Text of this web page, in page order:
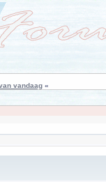
vandaag«